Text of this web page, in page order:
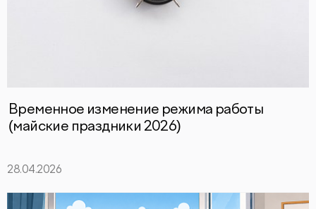
Временное изменение режима работы
(майские праздники 2026)
28.04.2026